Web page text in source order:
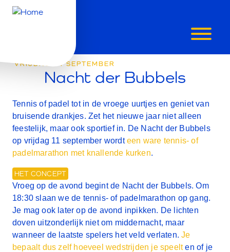
DER
BUBBELS
(TENNIS
EN
PADEL)
VRIJDAG 11 SEPTEMBER
Nacht der Bubbels
Tennis of padel tot in de vroege uurtjes en geniet van
bruisende drankjes. Zet het nieuwe jaar niet alleen
feestelijk, maar ook sportief in. De Nacht der Bubbels
op vrijdag 11 september wordteen ware tennis- of
padelmarathon met knallende kurken.
HET CONCEPT
Vroeg op de avond begint de Nacht der Bubbels. Om
18:30 slaan we de tennis- of padelmarathon op gang.
Je mag ook later op de avond inpikken. De lichten
doven uitzonderlijk niet om middernacht, maar
wanneer de laatste spelers het veld verlaten.Je
bepaalt dus zelf hoeveel wedstrijden je speelten of je